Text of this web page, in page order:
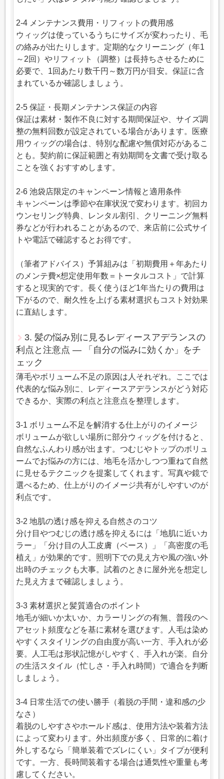
2-4 メンテナンス費用・リフィットの費用感
ウィッグは使っているうちにサイズが変わったり、毛
の絡みが出たりします。定期的なクリーニング（年1
～2回）やリフィット（調整）は長持ちさせるために
必要で、1回あたり数千円～数万円が目安。保証に含
まれているか確認しましょう。
2-5 保証・長期メンテナンス保証の内容
保証は素材・製作不良に対する期間保証や、サイズ調
整の無料回数が設定されている場合があります。医療
用ウィッグの場合は、特別な配慮や無償対応があるこ
とも。契約前に保証範囲と有効期間を文書で受け取る
ことを強くおすすめします。
2-6 池袋店限定のキャンペーン情報と適用条件
キャンペーンは季節や在庫状況で変わります。初回カ
ウンセリング特典、レンタル割引、クリーニング無料
券などが行われることがあるので、来店前に公式サイ
トや電話で確認するとお得です。
（筆者アドバイス）予算組みは「初期費用＋年あたり
のメンテ費×想定使用年数＝トータルコスト」で計算
すると現実的です。長く使うほど1年当たりの費用は
下がるので、耐久性を上げる素材選択もコスト対効果
に直結します。
3. 髪の悩み別に見るレディースアデランスの
利点と注意点 — 「自分の悩みに効くか」をチ
ェック
薄毛やボリューム不足の原因は人それぞれ。ここでは
代表的な悩み別に、レディースアデランスがどう対応
できるか、実際の利点と注意点を整理します。
3-1 ボリューム不足を解消する仕上がりのイメージ
ボリュームが欲しい場所に部分ウィッグを付けると、
自然なふんわり感が出ます。つむじやトップのボリュ
ームでお悩みの方には、地毛を活かしつつ重ねて自然
に見せるテクニックを提案してくれます。写真や鏡で
選べるため、仕上がりのイメージ共有がしやすいのが
利点です。
3-2 地肌の透け感を抑える自然さのコツ
分け目やつむじの透け感を抑えるには「地肌に近いカ
ラー」「分け目の人工皮膚（ベース）」「高密度の毛
植え」が効果的です。照明下での見え方や風の強い外
出時のチェックも大事。試着のときに屋外光を想定し
た見え方まで確認しましょう。
3-3 素材選択と髪質適合のポイント
地毛が細いか太いか、カラーリングの有無、普段のヘ
アセット頻度などを基に素材を選びます。人毛は染め
やすくスタイリングの自由度が高い一方、手入れが必
要。人工毛は形状記憶がしやすく、手入れが楽。自分
の生活スタイル（忙しさ・手入れ時間）で適合を判断
しましょう。
3-4 日常生活での使い勝手（着脱の手間・違和感の少
なさ）
着脱のしやすさやホールド感は、使用方法や装着方法
によって変わります。外出頻度が多く、日常的に着け
外しするなら「簡単装着でズレにくい」タイプが便利
です。一方、長時間装着する場合は通気性や重量も考
慮してください。